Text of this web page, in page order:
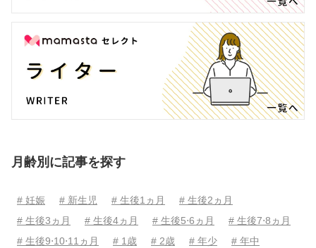
月齢別に記事を探す
# 妊娠 # 新生児 # 生後1ヵ月
# 生後2ヵ月
# 生後3ヵ月
# 生後4ヵ月 # 生後5⋅6ヵ月
# 生後7⋅8ヵ月
# 生後9⋅10⋅11ヵ月
# 1歳 # 2歳 # 年少
# 年中